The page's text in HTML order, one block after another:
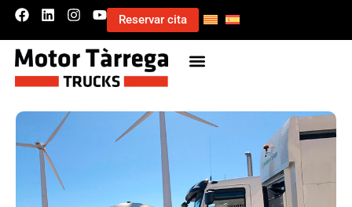
Reservar cita